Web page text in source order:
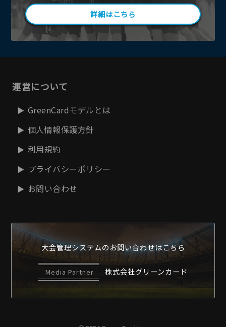
詳細はこちら
運営について
GreenCardモデルとは
個人情報保護方針
利用規約
プライバシーポリシー
お問い合わせ
大会管理システムのお問い合わせはこちら
Media Partner 株式会社グリーンカード